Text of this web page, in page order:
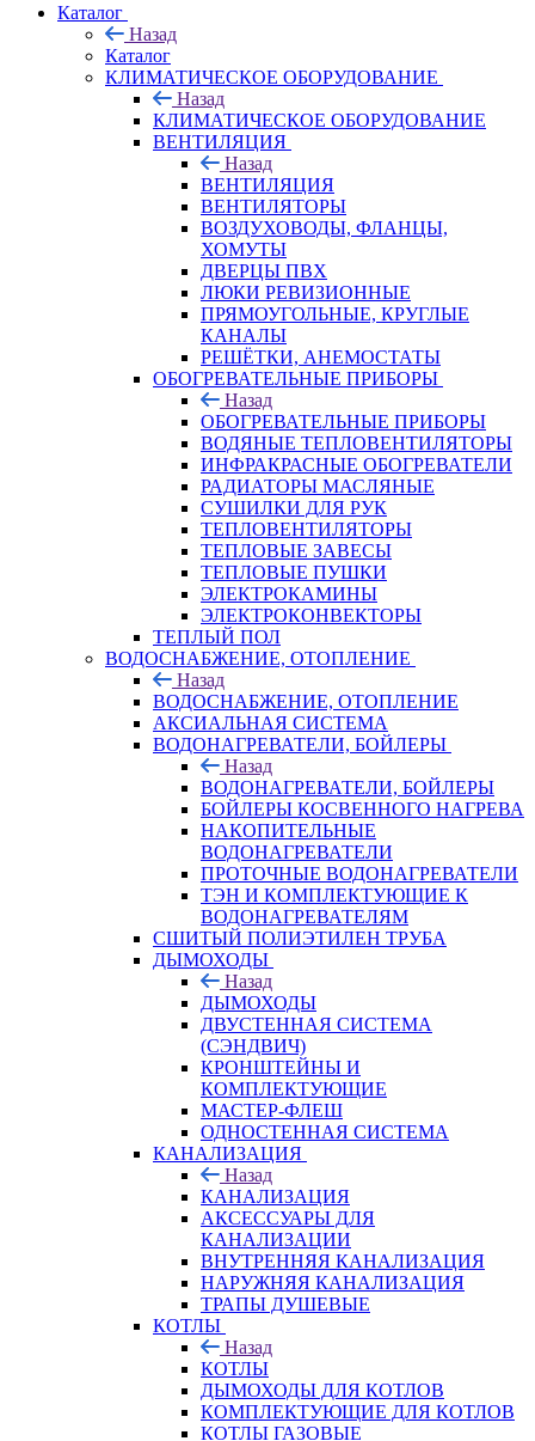
Каталог
Назад
Каталог
КЛИМАТИЧЕСКОЕ ОБОРУДОВАНИЕ
Назад
КЛИМАТИЧЕСКОЕ ОБОРУДОВАНИЕ
ВЕНТИЛЯЦИЯ
Назад
ВЕНТИЛЯЦИЯ
ВЕНТИЛЯТОРЫ
ВОЗДУХОВОДЫ, ФЛАНЦЫ,
ХОМУТЫ
ДВЕРЦЫ ПВХ
ЛЮКИ РЕВИЗИОННЫЕ
ПРЯМОУГОЛЬНЫЕ, КРУГЛЫЕ
КАНАЛЫ
РЕШЁТКИ, АНЕМОСТАТЫ
ОБОГРЕВАТЕЛЬНЫЕ ПРИБОРЫ
Назад
ОБОГРЕВАТЕЛЬНЫЕ ПРИБОРЫ
ВОДЯНЫЕ ТЕПЛОВЕНТИЛЯТОРЫ
ИНФРАКРАСНЫЕ ОБОГРЕВАТЕЛИ
РАДИАТОРЫ МАСЛЯНЫЕ
СУШИЛКИ ДЛЯ РУК
ТЕПЛОВЕНТИЛЯТОРЫ
ТЕПЛОВЫЕ ЗАВЕСЫ
ТЕПЛОВЫЕ ПУШКИ
ЭЛЕКТРОКАМИНЫ
ЭЛЕКТРОКОНВЕКТОРЫ
ТЕПЛЫЙ ПОЛ
ВОДОСНАБЖЕНИЕ, ОТОПЛЕНИЕ
Назад
ВОДОСНАБЖЕНИЕ, ОТОПЛЕНИЕ
АКСИАЛЬНАЯ СИСТЕМА
ВОДОНАГРЕВАТЕЛИ, БОЙЛЕРЫ
Назад
ВОДОНАГРЕВАТЕЛИ, БОЙЛЕРЫ
БОЙЛЕРЫ КОСВЕННОГО НАГРЕВА
НАКОПИТЕЛЬНЫЕ
ВОДОНАГРЕВАТЕЛИ
ПРОТОЧНЫЕ ВОДОНАГРЕВАТЕЛИ
ТЭН И КОМПЛЕКТУЮЩИЕ К
ВОДОНАГРЕВАТЕЛЯМ
СШИТЫЙ ПОЛИЭТИЛЕН ТРУБА
ДЫМОХОДЫ
Назад
ДЫМОХОДЫ
ДВУСТЕННАЯ СИСТЕМА
(СЭНДВИЧ)
КРОНШТЕЙНЫ И
КОМПЛЕКТУЮЩИЕ
МАСТЕР-ФЛЕШ
ОДНОСТЕННАЯ СИСТЕМА
КАНАЛИЗАЦИЯ
Назад
КАНАЛИЗАЦИЯ
АКСЕССУАРЫ ДЛЯ
КАНАЛИЗАЦИИ
ВНУТРЕННЯЯ КАНАЛИЗАЦИЯ
НАРУЖНЯЯ КАНАЛИЗАЦИЯ
ТРАПЫ ДУШЕВЫЕ
КОТЛЫ
Назад
КОТЛЫ
ДЫМОХОДЫ ДЛЯ КОТЛОВ
КОМПЛЕКТУЮЩИЕ ДЛЯ КОТЛОВ
КОТЛЫ ГАЗОВЫЕ